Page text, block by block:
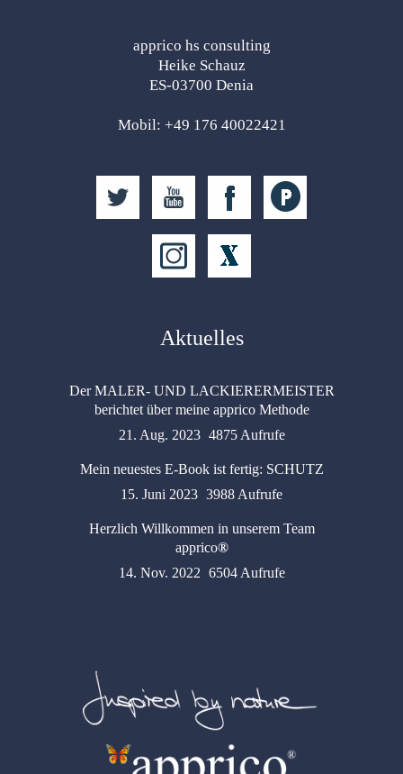
apprico hs consulting
Heike Schauz
ES-03700 Denia
Mobil: +49 176 40022421
Aktuelles
Der MALER- UND LACKIERERMEISTER
berichtet über meine apprico Methode
21. Aug. 2023 4875 Aufrufe
Mein neuestes E-Book ist fertig: SCHUTZ
15. Juni 2023 3988 Aufrufe
Herzlich Willkommen in unserem Team
apprico®
14. Nov. 2022 6504 Aufrufe